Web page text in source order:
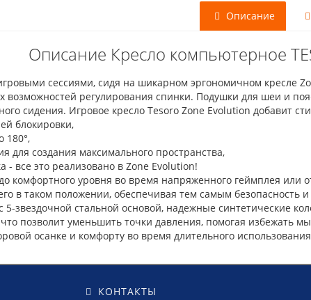
Описание
Описание Кресло компьютерное
сессиями, сидя на шикарном эргономичном кресле
регулирования спинки. Подушки для шеи и
сидения. Игровое кресло Tesoro Zone Evolution добавит
блокировки,
180°,
для создания максимального пространства,
- все это реализовано в Zone Evolution!
комфортного уровня во время напряженного геймплея
в таком положении, обеспечивая тем самым
5-звездочной стальной основой, надежные синтетические
позволит уменьшить точки давления, помогая избежать
осанке и комфорту во время длительного
КОНТАКТЫ